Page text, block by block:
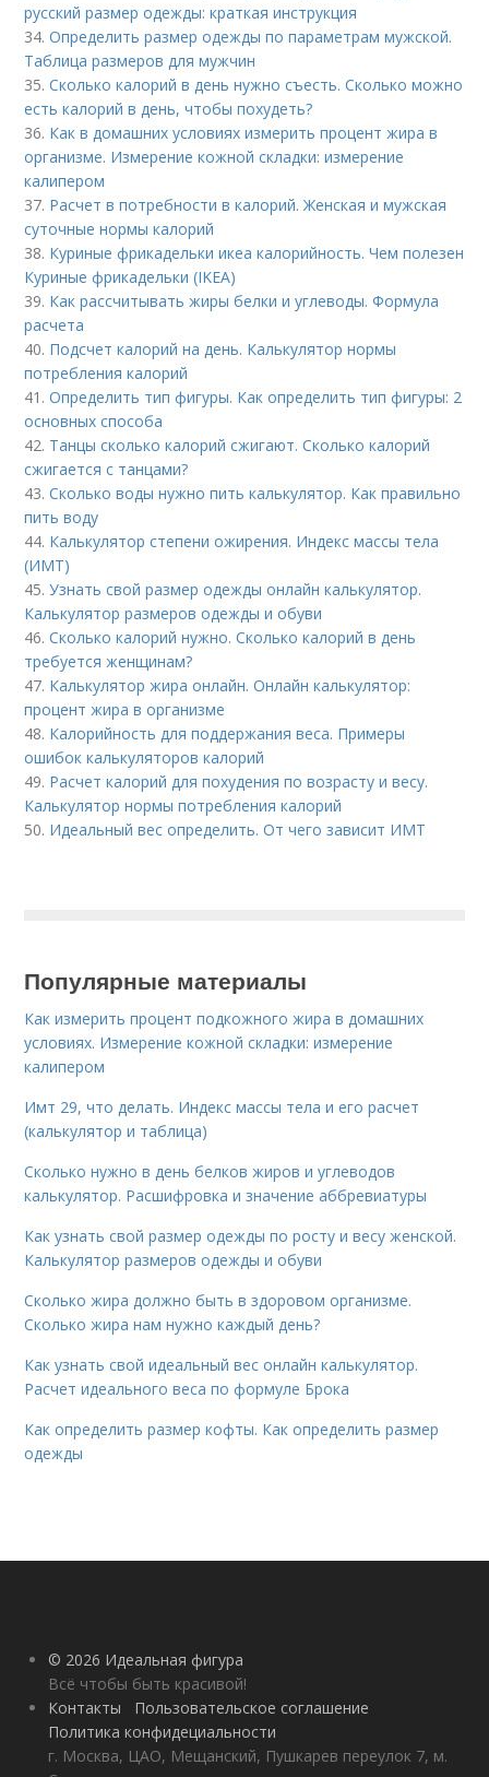
русский размер одежды: краткая инструкция
34.Определить размер одежды по параметрам мужской.
Таблица размеров для мужчин
35.Сколько калорий в день нужно съесть. Сколько можно
есть калорий в день, чтобы похудеть?
36. Как в домашних условиях измерить процент жира в
организме. Измерение кожной складки: измерение
калипером
37. Расчет в потребности в калорий. Женская и мужская
суточные нормы калорий
38. Куриные фрикадельки икеа калорийность. Чем полезен
Куриные фрикадельки (IKEA)
39. Как рассчитывать жиры белки и углеводы. Формула
расчета
40. Подсчет калорий на день. Калькулятор нормы
потребления калорий
41.Определить тип фигуры. Как определить тип фигуры: 2
основных способа
42. Танцы сколько калорий сжигают. Сколько калорий
сжигается с танцами?
43.Сколько воды нужно пить калькулятор. Как правильно
пить воду
44. Калькулятор степени ожирения. Индекс массы тела
(ИМТ)
45.Узнать свой размер одежды онлайн калькулятор.
Калькулятор размеров одежды и обуви
46.Сколько калорий нужно. Сколько калорий в день
требуется женщинам?
47. Калькулятор жира онлайн. Онлайн калькулятор:
процент жира в организме
48. Калорийность для поддержания веса. Примеры
ошибок калькуляторов калорий
49. Расчет калорий для похудения по возрасту и весу.
Калькулятор нормы потребления калорий
50. Идеальный вес определить. От чего зависит ИМТ
Популярные материалы
Как измерить процент подкожного жира в домашних
условиях. Измерение кожной складки: измерение
калипером
Имт 29, что делать. Индекс массы тела и его расчет
(калькулятор и таблица)
Сколько нужно в день белков жиров и углеводов
калькулятор. Расшифровка и значение аббревиатуры
Как узнать свой размер одежды по росту и весу женской.
Калькулятор размеров одежды и обуви
Сколько жира должно быть в здоровом организме.
Сколько жира нам нужно каждый день?
Как узнать свой идеальный вес онлайн калькулятор.
Расчет идеального веса по формуле Брока
Как определить размер кофты. Как определить размер
одежды
© 2026 Идеальная фигура
Всё чтобы быть красивой!
Контакты
Пользовательское соглашение
Политика конфидециальности
г. Москва, ЦАО, Мещанский, Пушкарев переулок 7, м.